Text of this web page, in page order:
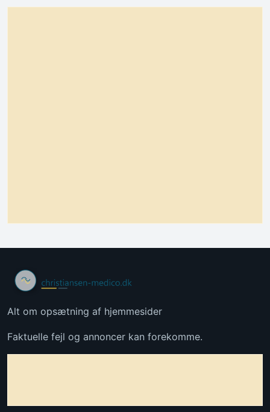
Alt om opsætning af hjemmesider
Faktuelle fejl og annoncer kan forekomme.